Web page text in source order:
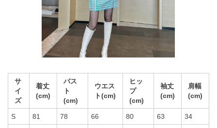
サ
イ
ズ
着丈
(cm)
バス
ト
(cm)
ウエス
ト(cm)
ヒッ
プ
(cm)
袖丈
(cm)
肩幅
(cm)
S 81 78 66 80 63 34